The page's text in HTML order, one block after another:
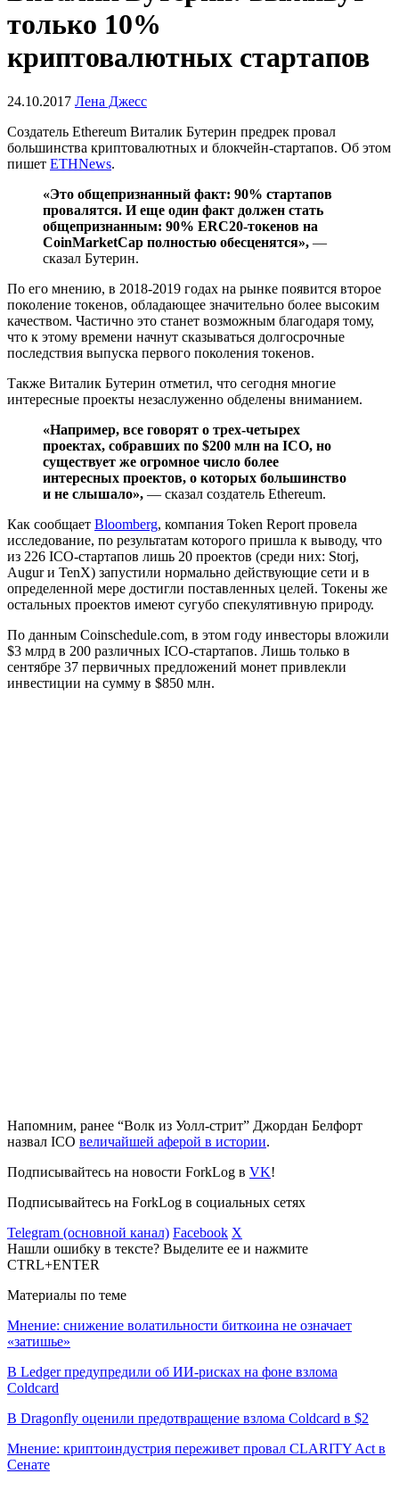
только 10%
криптовалютных стартапов
24.10.2017 Лена Джесс
Создатель Ethereum Виталик Бутерин предрек провал
большинства криптовалютных и блокчейн-стартапов. Об этом
пишет ETHNews.
«Это общепризнанный факт: 90% стартапов
провалятся. И еще один факт должен стать
общепризнанным: 90% ERC20-токенов на
CoinMarketCap полностью обесценятся», —
сказал Бутерин.
По его мнению, в 2018-2019 годах на рынке появится второе
поколение токенов, обладающее значительно более высоким
качеством. Частично это станет возможным благодаря тому,
что к этому времени начнут сказываться долгосрочные
последствия выпуска первого поколения токенов.
Также Виталик Бутерин отметил, что сегодня многие
интересные проекты незаслуженно обделены вниманием.
«Например, все говорят о трех-четырех
проектах, собравших по $200 млн на ICO, но
существует же огромное число более
интересных проектов, о которых большинство
и не слышало», — сказал создатель Ethereum.
Как сообщает Bloomberg, компания Token Report провела
исследование, по результатам которого пришла к выводу, что
из 226 ICO-стартапов лишь 20 проектов (среди них: Storj,
Augur и TenX) запустили нормально действующие сети и в
определенной мере достигли поставленных целей. Токены же
остальных проектов имеют сугубо спекулятивную природу.
По данным Coinschedule.com, в этом году инвесторы вложили
$3 млрд в 200 различных ICO-стартапов. Лишь только в
сентябре 37 первичных предложений монет привлекли
инвестиции на сумму в $850 млн.
Напомним, ранее “Волк из Уолл-стрит” Джордан Белфорт
назвал ICO величайшей аферой в истории.
Подписывайтесь на новости ForkLog в VK!
Подписывайтесь на ForkLog в социальных сетях
Telegram (основной канал) Facebook X
Нашли ошибку в тексте? Выделите ее и нажмите
CTRL+ENTER
Материалы по теме
Мнение: снижение волатильности биткоина не означает
«затишье»
В Ledger предупредили об ИИ-рисках на фоне взлома
Coldcard
В Dragonfly оценили предотвращение взлома Coldcard в $2
Мнение: криптоиндустрия переживет провал CLARITY Act в
Сенате